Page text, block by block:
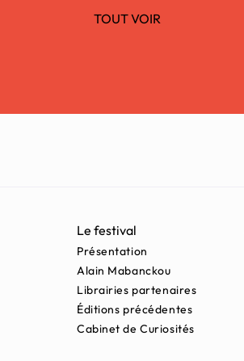
TOUT VOIR
Le festival
Présentation
Alain Mabanckou
Librairies partenaires
Éditions précédentes
Cabinet de Curiosités